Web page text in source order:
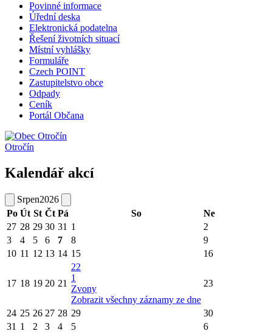
Povinné informace
Úřední deska
Elektronická podatelna
Řešení životních situací
Místní vyhlášky
Formuláře
Czech POINT
Zastupitelstvo obce
Odpady
Ceník
Portál Občana
Otročín
Kalendář akcí
Srpen2026
Po Út St Čt Pá So
Ne
27 28 29 30 31 1
2
3
4 5 6 7 8
9
10 11 12 13 14 15 16
17 18 19 20 21
22
1
Zvony
Zobrazit všechny záznamy ze dne
23
24 25 26 27 28 29
30
31 1 2 3 4 5 6